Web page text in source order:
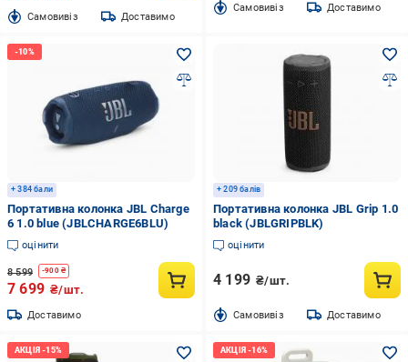
Cамовивіз Доставимо
Cамовивіз Доставимо
+ 384 бали
Портативна колонка JBL Charge
6 1.0 blue (JBLCHARGE6BLU)
оцінити
8 599 -900₴
7 699 ₴/шт.
Доставимо
+ 209 балів
Портативна колонка JBL Grip 1.0
black (JBLGRIPBLK)
оцінити
4 199 ₴/шт.
Cамовивіз Доставимо